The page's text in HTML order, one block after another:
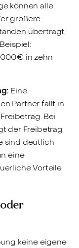
können alle
größere
überträgt,
€ in zehn
Eine
Partner fällt in
Bei
der Freibetrag
sind deutlich
eine
Vorteile
keine eigene